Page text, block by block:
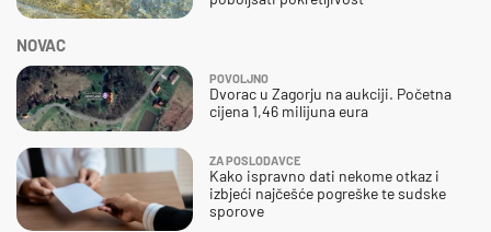
NOVAC
POVOLJNO
Dvorac u Zagorju na aukciji. Početna
cijena 1,46 milijuna eura
ZA POSLODAVCE
Kako ispravno dati nekome otkaz i
izbjeći najčešće pogreške te sudske
sporove